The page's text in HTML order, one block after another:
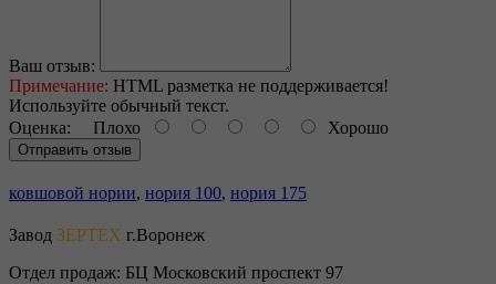
Ваш отзыв:
Примечание: HTML разметка не поддерживается!
Используйте обычный текст.
Оценка: Плохо Хорошо
Отправить отзыв
ковшовой нории, нория 100, нория 175
Завод ЗЕРТЕХ г.Воронеж
Отдел продаж: БЦ Московский проспект 97